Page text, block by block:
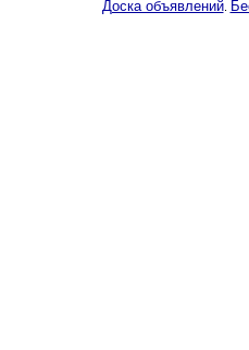
Доска объявлений.